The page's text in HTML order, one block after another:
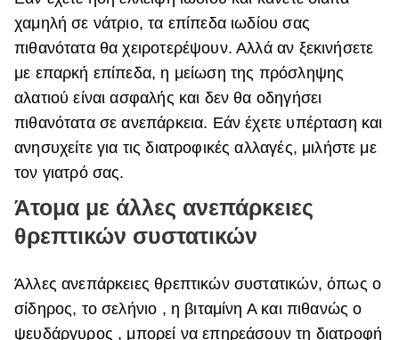
χαμηλή σε νάτριο, τα επίπεδα ιωδίου σας
πιθανότατα θα χειροτερέψουν. Αλλά αν ξεκινήσετε
με επαρκή επίπεδα, η μείωση της πρόσληψης
αλατιού είναι ασφαλής και δεν θα οδηγήσει
πιθανότατα σε ανεπάρκεια. Εάν έχετε υπέρταση και
ανησυχείτε για τις διατροφικές αλλαγές, μιλήστε με
τον γιατρό σας.
Άτομα με άλλες ανεπάρκειες
θρεπτικών συστατικών
Άλλες ανεπάρκειες θρεπτικών συστατικών, όπως ο
σίδηρος, το σελήνιο , η βιταμίνη Α και πιθανώς ο
ψευδάργυρος , μπορεί να επηρεάσουν τη διατροφή